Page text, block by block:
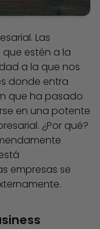
Las
estén a la
a la que nos
donde entra
que ha pasado
en una potente
¿Por qué?
empresas se